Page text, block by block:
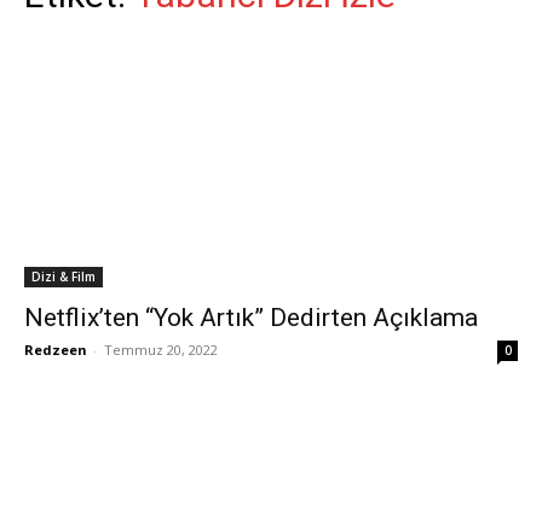
Dizi & Film
Netflix’ten “Yok Artık” Dedirten Açıklama
Redzeen - Temmuz 20, 2022 0